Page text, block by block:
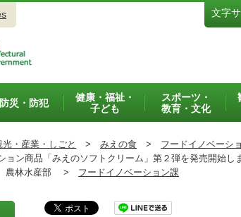
文字
防災・防犯
健康・福祉・
子ども
スポーツ・
教育・文化
光・産業・しごと > みえの食 > フードイノベーシ
ン商品「みえのソフトクリーム」第２弾を発売開始し
農林水産部 > フードイノベーション課